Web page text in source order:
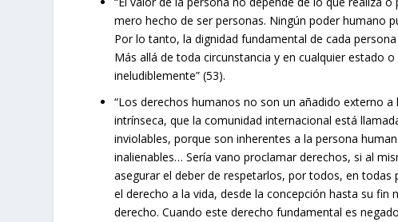
mero hecho de ser personas. Ningún poder humano
Por lo tanto, la dignidad fundamental de cada
Más allá de toda circunstancia y en cualquier estado
ineludiblemente” (53).
“Los derechos humanos no son un añadido externo
intrínseca, que la comunidad internacional está
inviolables, porque son inherentes a la persona
inalienables… Sería vano proclamar derechos, si al
asegurar el deber de respetarlos, por todos, en
el derecho a la vida, desde la concepción hasta su
derecho. Cuando este derecho fundamental es